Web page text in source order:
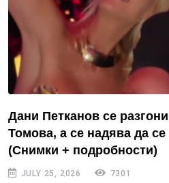
Дани Петканов се
Томова, а се надява да
(Снимки + подробности)
JULY 25, 2026 7301